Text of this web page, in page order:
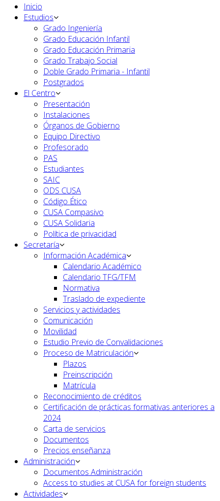
Inicio
Estudios
Grado Ingeniería
Grado Educación Infantil
Grado Educación Primaria
Grado Trabajo Social
Doble Grado Primaria - Infantil
Postgrados
El Centro
Presentación
Instalaciones
Órganos de Gobierno
Equipo Directivo
Profesorado
PAS
Estudiantes
SAIC
ODS CUSA
Código Ético
CUSA Compasivo
CUSA Solidaria
Política de privacidad
Secretaría
Información Académica
Calendario Académico
Calendario TFG/TFM
Normativa
Traslado de expediente
Servicios y actividades
Comunicación
Movilidad
Estudio Previo de Convalidaciones
Proceso de Matriculación
Plazos
Preinscripción
Matrícula
Reconocimiento de créditos
Certificación de prácticas formativas anteriores a
2024
Carta de servicios
Documentos
Precios enseñanza
Administración
Documentos Administración
Access to studies at CUSA for foreign students
Actividades